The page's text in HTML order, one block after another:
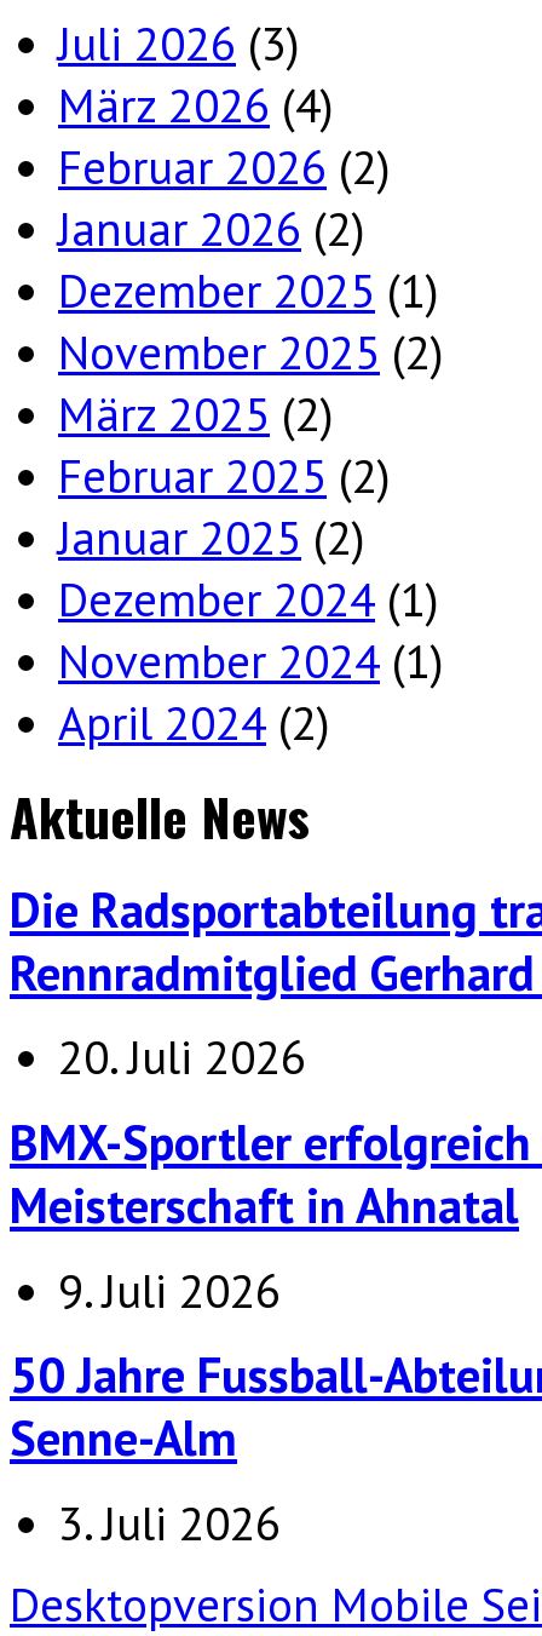
Juli 2026 (3)
März 2026 (4)
Februar 2026 (2)
Januar 2026 (2)
Dezember 2025 (1)
November 2025 (2)
März 2025 (2)
Februar 2025 (2)
Januar 2025 (2)
Dezember 2024 (1)
November 2024 (1)
April 2024 (2)
Aktuelle News
Die Radsportabteilung
Rennradmitglied
20. Juli 2026
BMX-Sportler
Meisterschaft in Ahnatal
9. Juli 2026
50 Jahre Fussball-
Senne-Alm
3. Juli 2026
Desktopversion Mobile